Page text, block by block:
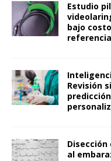
Estudio
bajo
Revisión
al